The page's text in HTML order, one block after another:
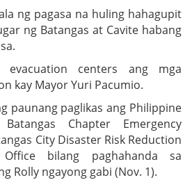
ng pagasa na huling hahagupit
ng Batangas at Cavite habang
evacuation centers ang mga
kay Mayor Yuri Pacumio.
paunang paglikas ang Philippine
Chapter Emergency
City Disaster Risk Reduction
bilang paghahanda sa
Rolly ngayong gabi (Nov. 1).